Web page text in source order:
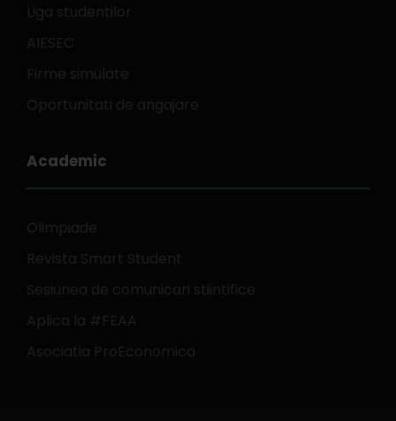
Liga studentilor
AIESEC
Firme simulate
Oportunitati de angajare
Academic
Olimpiade
Revista Smart Student
Sesiunea de comunicari stiintifice
Aplica la #FEAA
Asociatia ProEconomica